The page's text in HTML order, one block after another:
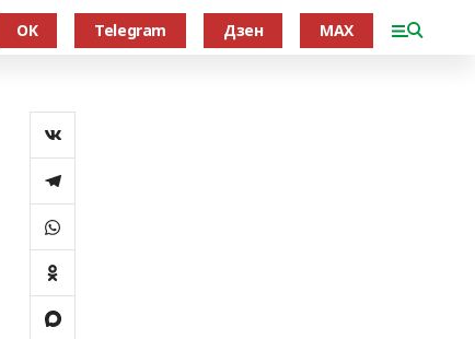
OK Telegram Дзен MAX